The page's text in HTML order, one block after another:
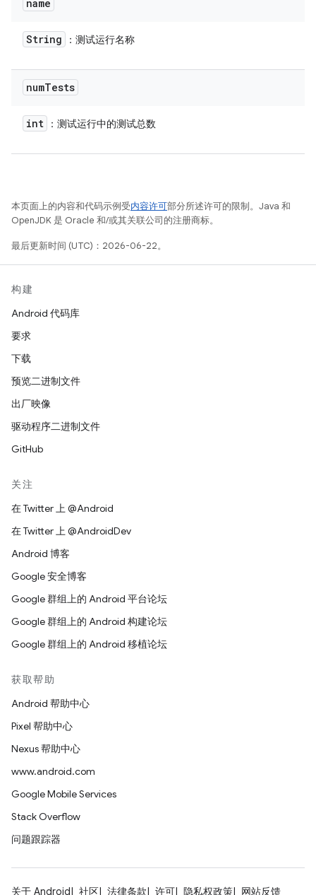
name
String ：测试运行名称
numTests
int ：测试运行中的测试总数
本页面上的内容和代码示例受内容许可部分所述许可的限制。Java 和
OpenJDK 是 Oracle 和/或其关联公司的注册商标。
最后更新时间 (UTC)：2026-06-22。
构建
Android 代码库
要求
下载
预览二进制文件
出厂映像
驱动程序二进制文件
GitHub
关注
在 Twitter 上 @Android
在 Twitter 上 @AndroidDev
Android 博客
Google 安全博客
Google 群组上的 Android 平台论坛
Google 群组上的 Android 构建论坛
Google 群组上的 Android 移植论坛
获取帮助
Android 帮助中心
Pixel 帮助中心
Nexus 帮助中心
www.android.com
Google Mobile Services
Stack Overflow
问题跟踪器
关于 Android 社区 法律条款 许可 隐私权政策 网站反馈